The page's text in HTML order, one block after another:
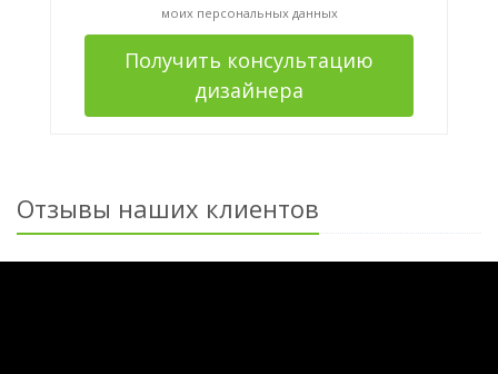
моих персональных данных
Получить консультацию
дизайнера
Отзывы наших клиентов